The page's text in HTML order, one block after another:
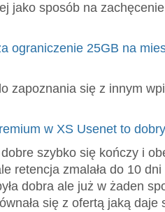
jako sposób na
ograniczenie 25GB na
zapoznania się z innym
w XS Usenet to
szybko się kończy i
retencja zmalała do 10
dobra ale już w żaden
się z ofertą jaką daje